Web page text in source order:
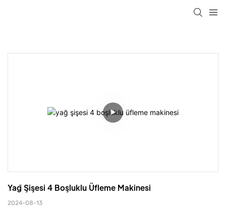
Yağ Şişesi 4 Boşluklu Üfleme Makinesi
2024-08-13